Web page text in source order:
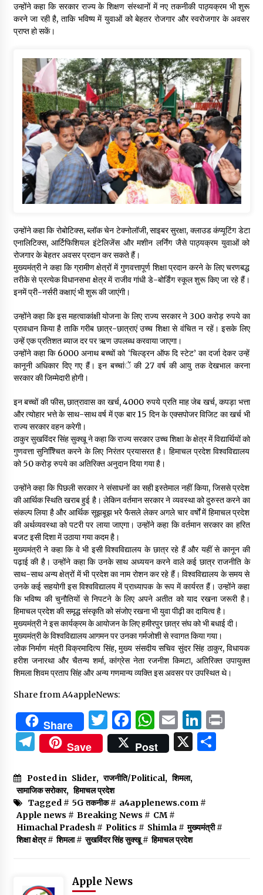
बड़ी ख़बर – अनुबंध कर्मचारियों को बैक डेट से नहीं मिलेगा नियमितीकरण,
शिक्षा निदेशालय ने जारी किया स्पष्टीकरण
देहरा पुलिस की बड़ी कार्रवाई- 90 लाख नकद और 2 करोड़के सोने के
आभूषण बरामद, 7 आरोपी गिरफ्तार
05/08/2026
उन्होंने कहा कि सरकार राज्य के शिक्षण संस्थानों में नए तकनीकी पाठ्यक्रम भी शुरू
करने जा रही है, ताकि भविष्य में युवाओं को बेहतर रोजगार और स्वरोजगार के अवसर
प्राप्त हो सकें।
उन्होंने कहा कि रोबोटिक्स, ब्लॉक चेन टेक्नोलॉजी, साइबर सुरक्षा, क्लाउड कंप्यूटिंग डेटा
एनालिटिक्स, आर्टिफिशियल इंटेलिजेंस और मशीन लर्निंग जैसे पाठ्यक्रम युवाओं को
रोजगार के बेहतर अवसर प्रदान कर सकते हैं।
मुख्यमंत्री ने कहा कि ग्रामीण क्षेत्रों में गुणवत्तापूर्ण शिक्षा प्रदान करने के लिए चरणबद्ध
तरीके से प्रत्येक विधानसभा क्षेत्र में राजीव गांधी डे-बोर्डिंग स्कूल शुरू किए जा रहे हैं।
इनमें प्री-नर्सरी कक्षाएं भी शुरू की जाएंगी।
उन्होंने कहा कि इस महत्वाकांक्षी योजना के लिए राज्य सरकार ने 300 करोड़ रुपये का
प्रावधान किया है ताकि गरीब छात्र-छात्राएं उच्च शिक्षा से वंचित न रहें। इसके लिए
उन्हें एक प्रतिशत ब्याज दर पर ऋण उपलब्ध करवाया जाएगा।
उन्होंने कहा कि 6000 अनाथ बच्चों को ‘चिल्ड्रन ऑफ दि स्टेट’ का दर्जा देकर उन्हें
कानूनी अधिकार दिए गए हैं। इन बच्चांें की 27 वर्ष की आयु तक देखभाल करना
सरकार की जिम्मेदारी होगी।
इन बच्चों की फीस, छात्रावास का खर्च, 4000 रुपये प्रति माह जेब खर्च, कपड़ा भत्ता
और त्योहार भत्ते के साथ-साथ वर्ष में एक बार 15 दिन के एक्सपोजर विजिट का खर्च भी
राज्य सरकार वहन करेगी।
ठाकुर सुखविंदर सिंह सुक्खू ने कहा कि राज्य सरकार उच्च शिक्षा के क्षेत्र में विद्यार्थियों को
गुणवत्ता सुनिश्चिित करने के लिए निरंतर प्रयासरत है। हिमाचल प्रदेश विश्वविद्यालय
को 50 करोड़ रुपये का अतिरिक्त अनुदान दिया गया है।
उन्होंने कहा कि पिछली सरकार ने संसाधनों का सही इस्तेमाल नहीं किया, जिससे प्रदेश
की आर्थिक स्थिति खराब हुई है। लेकिन वर्तमान सरकार ने व्यवस्था को दुरुस्त करने का
संकल्प लिया है और आर्थिक सूझबूझ भरे फैसले लेकर अगले चार वर्षों में हिमाचल प्रदेश
की अर्थव्यवस्था को पटरी पर लाया जाएगा। उन्होंने कहा कि वर्तमान सरकार का हरित
बजट इसी दिशा में उठाया गया कदम है।
मुख्यमंत्री ने कहा कि वे भी इसी विश्वविद्यालय के छात्र रहे हैं और यहीं से कानून की
पढ़ाई की है। उन्होंने कहा कि उनके साथ अध्ययन करने वाले कई छात्र राजनीति के
साथ-साथ अन्य क्षेत्रों में भी प्रदेश का नाम रोशन कर रहे हैं। विश्वविद्यालय के समय से
उनके कई सहयोगी इस विश्वविद्यालय में प्राध्यापक के रूप में कार्यरत हैं। उन्होंने कहा
कि भविष्य की चुनौतियों से निपटने के लिए अपने अतीत को याद रखना जरूरी है।
हिमाचल प्रदेश की समृद्ध संस्कृति को संजोए रखना भी युवा पीढ़ी का दायित्व है।
मुख्यमंत्री ने इस कार्यक्रम के आयोजन के लिए हमीरपुर छात्र संघ को भी बधाई दी।
मुख्यमंत्री के विश्वविद्यालय आगमन पर उनका गर्मजोशी से स्वागत किया गया।
लोक निर्माण मंत्री विक्रमादित्य सिंह, मुख्य संसदीय सचिव सुंदर सिंह ठाकुर, विधायक
हरीश जनारथा और चैतन्य शर्मा, कांग्रेस नेता रजनीश किमटा, अतिरिक्त उपायुक्त
शिमला शिवम प्रताप सिंह और अन्य गणमान्य व्यक्ति इस अवसर पर उपस्थित थे।
Share from A4appleNews:
Share Twitter
Facebook
WhatsApp
Email
Telegram
Save Post X
Posted in Slider, राजनीति/Political, शिमला,
सामाजिक सरोकार, हिमाचल प्रदेश
Tagged # 5G तकनीक# a4applenews.com#
Apple news # Breaking News # CM#
Himachal Pradesh# Politics # Shimla# मुख्यमंत्री#
शिक्षा क्षेत्र# शिमला# सुखविंदर सिंह सुक्खू# हिमाचल प्रदेश
Apple News